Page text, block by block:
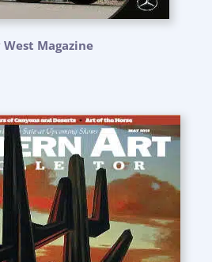
West Magazine